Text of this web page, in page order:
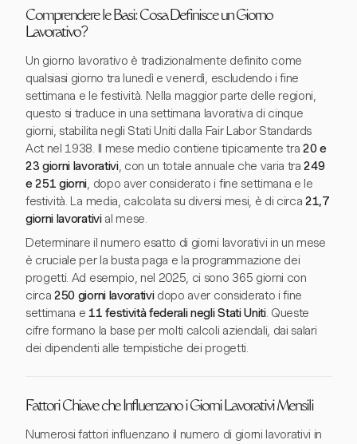
Comprendere le Basi: Cosa Definisce un Giorno
Lavorativo?
Un giorno lavorativo è tradizionalmente definito come
qualsiasi giorno tra lunedì e venerdì, escludendo i fine
settimana e le festività. Nella maggior parte delle regioni,
questo si traduce in una settimana lavorativa di cinque
giorni, stabilita negli Stati Uniti dalla Fair Labor Standards
Act nel 1938. Il mese medio contiene tipicamente tra20 e
23 giorni lavorativi, con un totale annuale che varia tra249
e 251 giorni, dopo aver considerato i fine settimana e le
festività. La media, calcolata su diversi mesi, è di circa21,7
giorni lavorativial mese.
Determinare il numero esatto di giorni lavorativi in un mese
è cruciale per la busta paga e la programmazione dei
progetti. Ad esempio, nel 2025, ci sono 365 giorni con
circa250 giorni lavoratividopo aver considerato i fine
settimana e11 festività federali negli Stati Uniti. Queste
cifre formano la base per molti calcoli aziendali, dai salari
dei dipendenti alle tempistiche dei progetti.
Fattori Chiave che Influenzano i Giorni Lavorativi Mensili
Numerosi fattori influenzano il numero di giorni lavorativi in